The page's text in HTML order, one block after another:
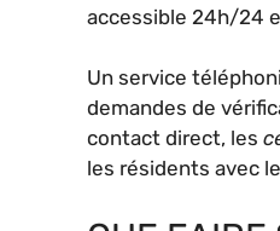
accessible 24h/24
Un service
demandes de
contact direct, les
les résidents avec